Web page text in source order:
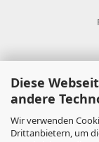
Diese
andere
Wir verwenden
Drittanbietern, um